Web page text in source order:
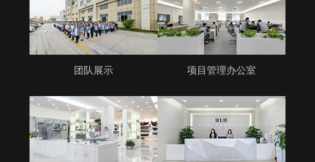
团队展示 项目管理办公室